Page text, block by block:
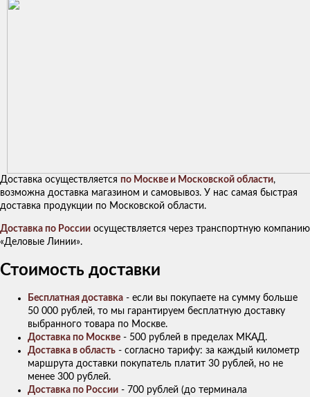
Доставка осуществляется по Москве и Московской области,
возможна доставка магазином и самовывоз. У нас самая быстрая
доставка продукции по Московской области.
Доставка по России осуществляется через транспортную компанию
«Деловые Линии».
Стоимость доставки
Бесплатная доставка - если вы покупаете на сумму больше
50 000 рублей, то мы гарантируем бесплатную доставку
выбранного товара по Москве.
Доставка по Москве - 500 рублей в пределах МКАД.
Доставка в область - согласно тарифу: за каждый километр
маршрута доставки покупатель платит 30 рублей, но не
менее 300 рублей.
Доставка по России - 700 рублей (до терминала